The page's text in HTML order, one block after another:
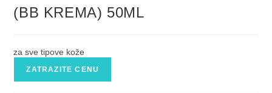
(BB KREMA) 50ML
za sve tipove kože
ZATRAZITE CENU